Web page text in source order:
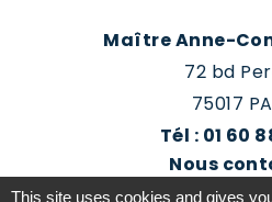
Maître Anne-
72 bd
75017
Tél : 01 60
Nous
Prendre
This site uses cookies and gives